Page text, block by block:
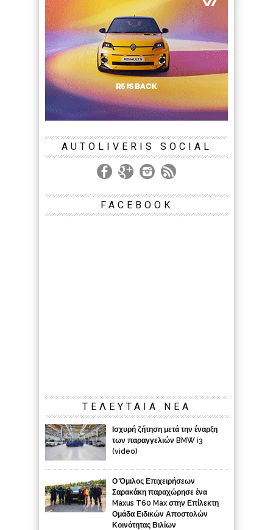
AUTOLIVERIS SOCIAL
FACEBOOK
ΤΕΛΕΥΤΑΙΑ ΝΕΑ
Ισχυρή ζήτηση μετά την έναρξη
των παραγγελιών BMW i3
(video)
Ο Όμιλος Επιχειρήσεων
Σαρακάκη παραχώρησε ένα
Maxus T60 Max στην Επίλεκτη
Ομάδα Ειδικών Αποστολών
Κοινότητας Βιλίων